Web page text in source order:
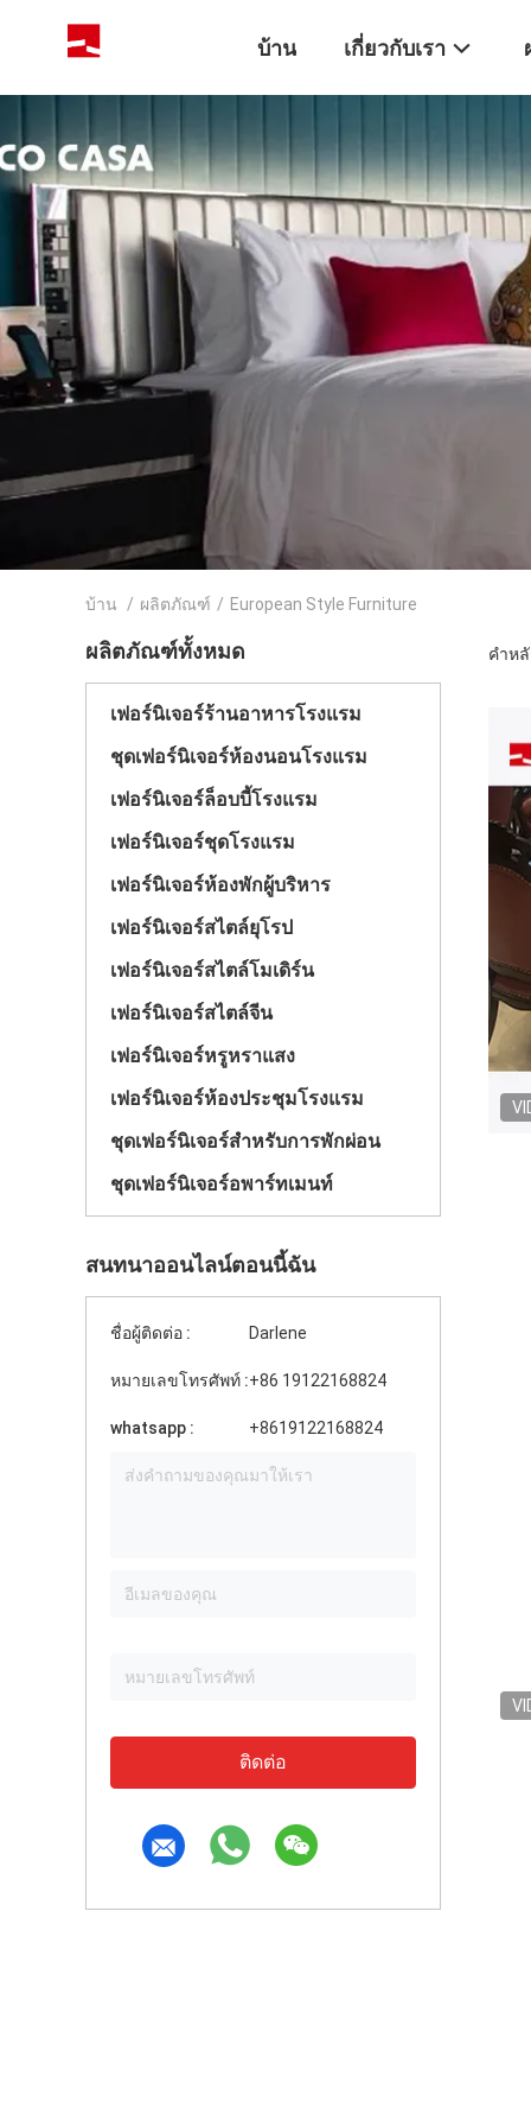
บ้าน เกี่ยวกับเรา
บ้าน / ผลิตภัณฑ์ / European Style Furniture
ผลิตภัณฑ์ทั้งหมด
เฟอร์นิเจอร์ร้านอาหารโรงแรม
ชุดเฟอร์นิเจอร์ห้องนอนโรงแรม
เฟอร์นิเจอร์ล็อบบี้โรงแรม
เฟอร์นิเจอร์ชุดโรงแรม
เฟอร์นิเจอร์ห้องพักผู้บริหาร
เฟอร์นิเจอร์สไตล์ยุโรป
เฟอร์นิเจอร์สไตล์โมเดิร์น
เฟอร์นิเจอร์สไตล์จีน
เฟอร์นิเจอร์หรูหราแสง
เฟอร์นิเจอร์ห้องประชุมโรงแรม
ชุดเฟอร์นิเจอร์สําหรับการพักผ่อน
ชุดเฟอร์นิเจอร์อพาร์ทเมนท์
สนทนาออนไลน์ตอนนี้ฉัน
ชื่อผู้ติดต่อ : Darlene
หมายเลขโทรศัพท์ :+86 19122168824
whatsapp : +8619122168824
ติดต่อ
คำห